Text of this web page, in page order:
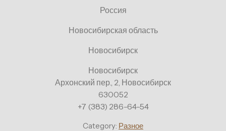
Россия
Новосибирская область
Новосибирск
Новосибирск
Архонский пер., 2, Новосибирск
630052
+7 (383) 286-64-54
Category: Разное